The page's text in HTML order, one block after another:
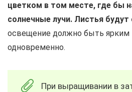
цветком в том месте, где бы
солнечные лучи. Листья будут
освещение должно быть ярким
одновременно.
При выращивании в